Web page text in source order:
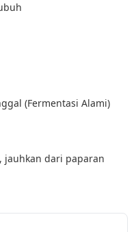
(Fermentasi Alami)
jauhkan dari paparan